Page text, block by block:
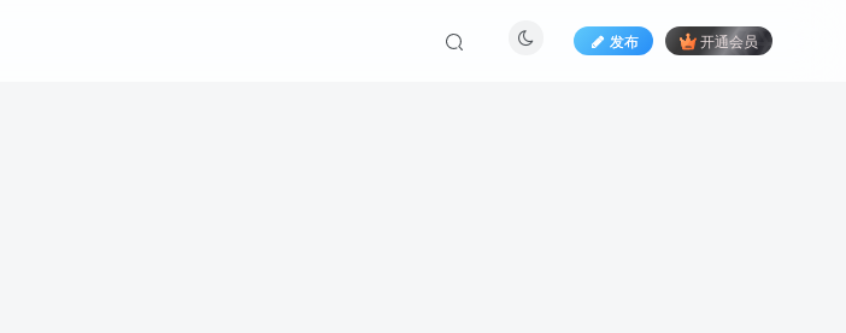
发布 开通会员